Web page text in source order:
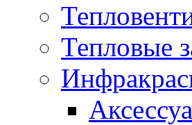
Тепловые